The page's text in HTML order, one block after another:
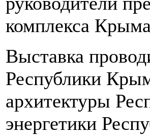
комплекса
Выставка
Республики
архитектуры
энергетики